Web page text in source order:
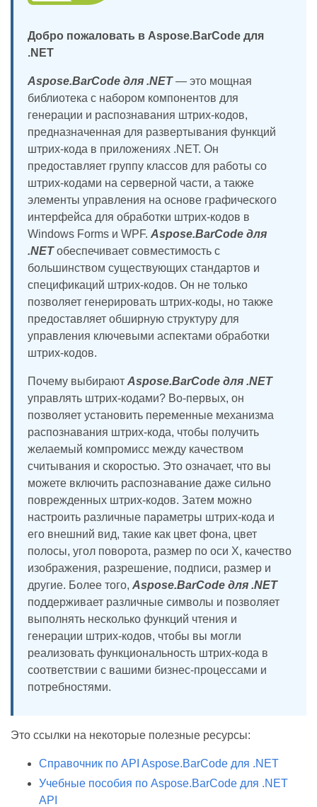
Добро пожаловать в Aspose.BarCode для
.NET
Aspose.BarCode для .NET— это мощная
библиотека с набором компонентов для
генерации и распознавания штрих-кодов,
предназначенная для развертывания функций
штрих-кода в приложениях .NET. Он
предоставляет группу классов для работы со
штрих-кодами на серверной части, а также
элементы управления на основе графического
интерфейса для обработки штрих-кодов в
Windows Forms и WPF. Aspose.BarCode для
.NETобеспечивает совместимость с
большинством существующих стандартов и
спецификаций штрих-кодов. Он не только
позволяет генерировать штрих-коды, но также
предоставляет обширную структуру для
управления ключевыми аспектами обработки
штрих-кодов.
Почему выбирают Aspose.BarCode для .NET
управлять штрих-кодами? Во-первых, он
позволяет установить переменные механизма
распознавания штрих-кода, чтобы получить
желаемый компромисс между качеством
считывания и скоростью. Это означает, что вы
можете включить распознавание даже сильно
поврежденных штрих-кодов. Затем можно
настроить различные параметры штрих-кода и
его внешний вид, такие как цвет фона, цвет
полосы, угол поворота, размер по оси X, качество
изображения, разрешение, подписи, размер и
другие. Более того, Aspose.BarCode для .NET
поддерживает различные символы и позволяет
выполнять несколько функций чтения и
генерации штрих-кодов, чтобы вы могли
реализовать функциональность штрих-кода в
соответствии с вашими бизнес-процессами и
потребностями.
Это ссылки на некоторые полезные ресурсы:
Справочник по API Aspose.BarCode для .NET
Учебные пособия по Aspose.BarCode для .NET
API